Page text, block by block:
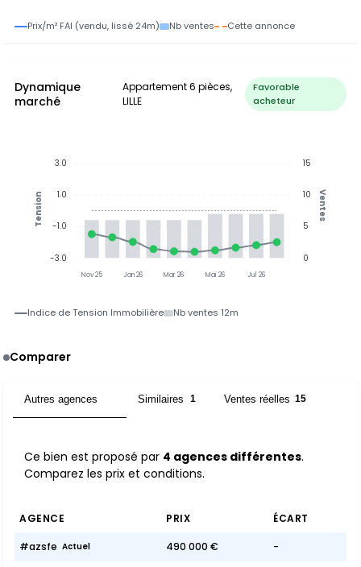
Prix/m² FAI (vendu, lissé 24m) Nb ventes Cette annonce
Dynamique
marché
Appartement 6 pièces,
LILLE
Favorable
acheteur
Nov 25 Jan 26 Mar 26 Mai 26 Jul 26
15
10
5
0
Ventes
3.0
1.0
-1.0
-3.0
Tension
Indice de Tension Immobilière Nb ventes 12m
Comparer
Autres agences Similaires 1 Ventes réelles 15
Ce bien est proposé par 4 agences différentes.
Comparez les prix et conditions.
AGENCE PRIX ÉCART
#azsfe Actuel 490 000 € -